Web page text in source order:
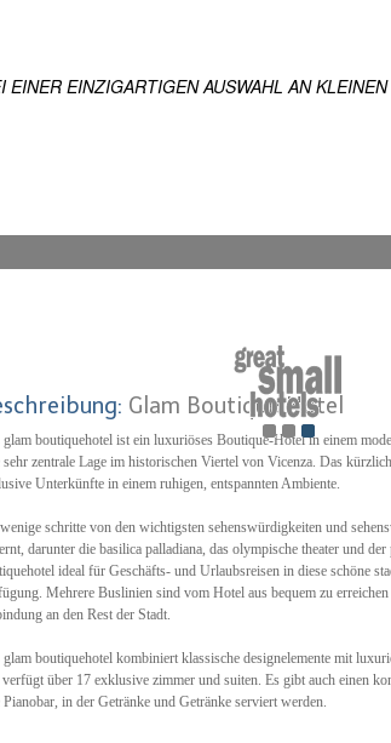
WELTWEIT
EINER EINZIGARTIGEN AUSWAHL AN
Glam Boutique Hotel
glam boutiquehotel ist ein luxuriöses Boutique-Hotel in einem
sehr zentrale Lage im historischen Viertel von Vicenza. Das
Unterkünfte in einem ruhigen, entspannten Ambiente.
schritte von den wichtigsten sehenswürdigkeiten und
darunter die basilica palladiana, das olympische theater und
ideal für Geschäfts- und Urlaubsreisen in diese schöne
Mehrere Buslinien sind vom Hotel aus bequem zu
an den Rest der Stadt.
glam boutiquehotel kombiniert klassische designelemente mit
über 17 exklusive zimmer und suiten. Es gibt auch einen
Pianobar, in der Getränke und Getränke serviert werden.